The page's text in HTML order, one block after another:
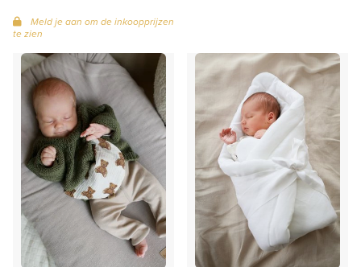
Meld je aan om de inkoopprijzen
te zien